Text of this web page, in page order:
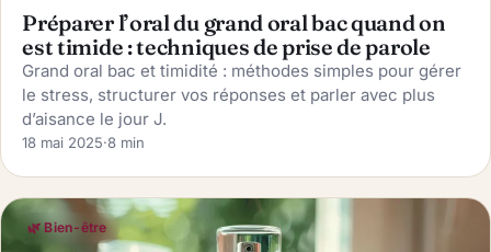
Préparer l’oral du grand oral bac quand on
est timide : techniques de prise de parole
Grand oral bac et timidité : méthodes simples pour gérer
le stress, structurer vos réponses et parler avec plus
d’aisance le jour J.
18 mai 2025·8 min
🌿 Bien-être